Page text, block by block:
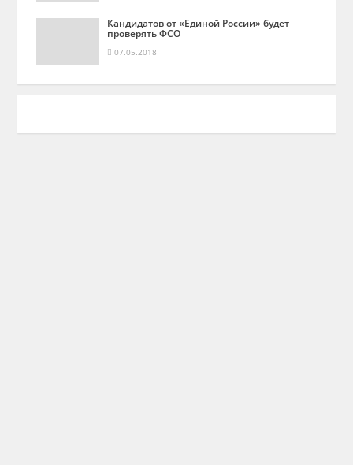
Кандидатов от «Единой России» будет
проверять ФСО
07.05.2018